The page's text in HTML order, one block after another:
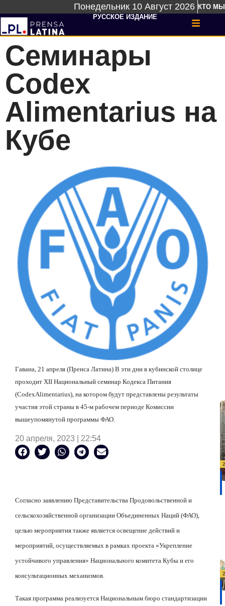
Понедельник 10 Август 2026 КТО МЫ
РУССКОЕ ИЗДАНИЕ
Семинары
Codex
Alimentarius на
Кубе
Гавана, 21 апреля (Пренса Латина) В эти дни в кубинской столице
проходит XII Национальный семинар Кодекса Питания
(CodexAlimentarius), на котором будут представлены результаты
участия этой страны в 45-м рабочем периоде Комиссии
вышеупомянутой программы ФАО.
20 апреля, 2023 | 22:54
Согласно заявлению Представительства Продовольственной и
сельскохозяйственной организации Объединенных Наций (ФАО),
целью мероприятия также является освещение действий и
мероприятий, осуществляемых в рамках проекта «Укрепление
устойчивого управления» Национального комитета Кубы и его
консультационных механизмов.
Такая программа реализуется Национальным бюро стандартизации